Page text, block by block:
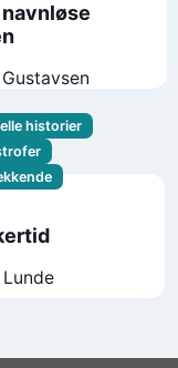
navnløse
Gustavsen
historier